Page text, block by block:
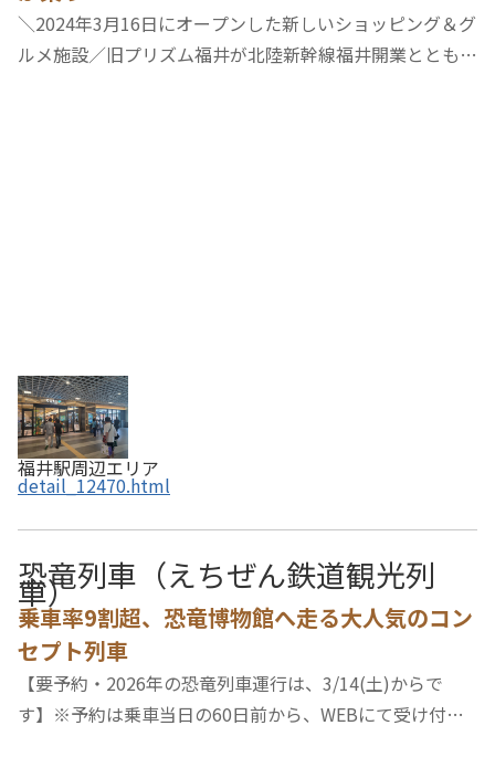
＼2024年3月16日にオープンした新しいショッピング＆グ
ルメ施設／旧プリズム福井が北陸新幹線福井開業とともに
福井駅周辺エリア
detail_12470.html
恐竜列車（えちぜん鉄道観光列
車）
乗車率9割超、恐竜博物館へ走る大人気のコン
セプト列車
【要予約・2026年の恐竜列車運行は、3/14(土)からで
す】※予約は乗車当日の60日前から、WEBにて受け付け